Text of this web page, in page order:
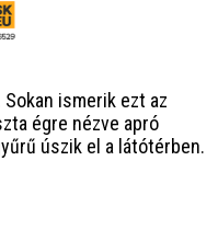
ismerik ezt az
égre nézve apró
úszik el a látótérben.